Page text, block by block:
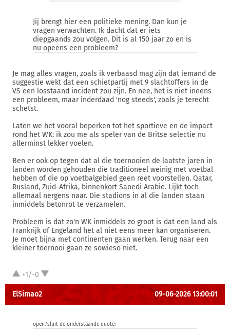
Jij brengt hier een politieke mening. Dan kun je
vragen verwachten. Ik dacht dat er iets
diepgaands zou volgen. Dit is al 150 jaar zo en is
nu opeens een probleem?
Je mag alles vragen, zoals ik verbaasd mag zijn dat iemand de
suggestie wekt dat een schietpartij met 9 slachtoffers in de
VS een losstaand incident zou zijn. En nee, het is niet ineens
een probleem, maar inderdaad 'nog steeds', zoals je terecht
schetst.
Laten we het vooral beperken tot het sportieve en de impact
rond het WK: ik zou me als speler van de Britse selectie nu
allerminst lekker voelen.
Ben er ook op tegen dat al die toernooien de laatste jaren in
landen worden gehouden die traditioneel weinig met voetbal
hebben of die op voetbalgebied geen reet voorstellen. Qatar,
Rusland, Zuid-Afrika, binnenkort Saoedi Arabië. Lijkt toch
allemaal nergens naar. Die stadions in al die landen staan
inmiddels betonrot te verzamelen.
Probleem is dat zo'n WK inmiddels zo groot is dat een land als
Frankrijk of Engeland het al niet eens meer kan organiseren.
Je moet bijna met continenten gaan werken. Terug naar een
kleiner toernooi gaan ze sowieso niet.
+1/-0
ElSimao2 09-06-2026 13:00:01
open/sluit de onderstaande quote: